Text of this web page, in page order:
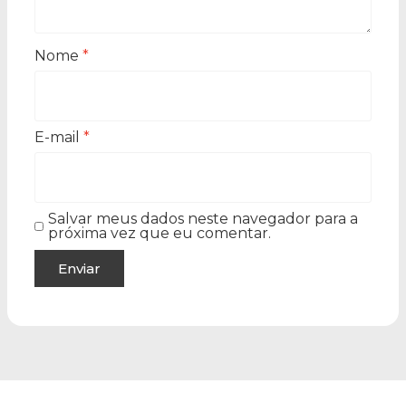
Nome *
E-mail *
Salvar meus dados neste navegador para a
próxima vez que eu comentar.